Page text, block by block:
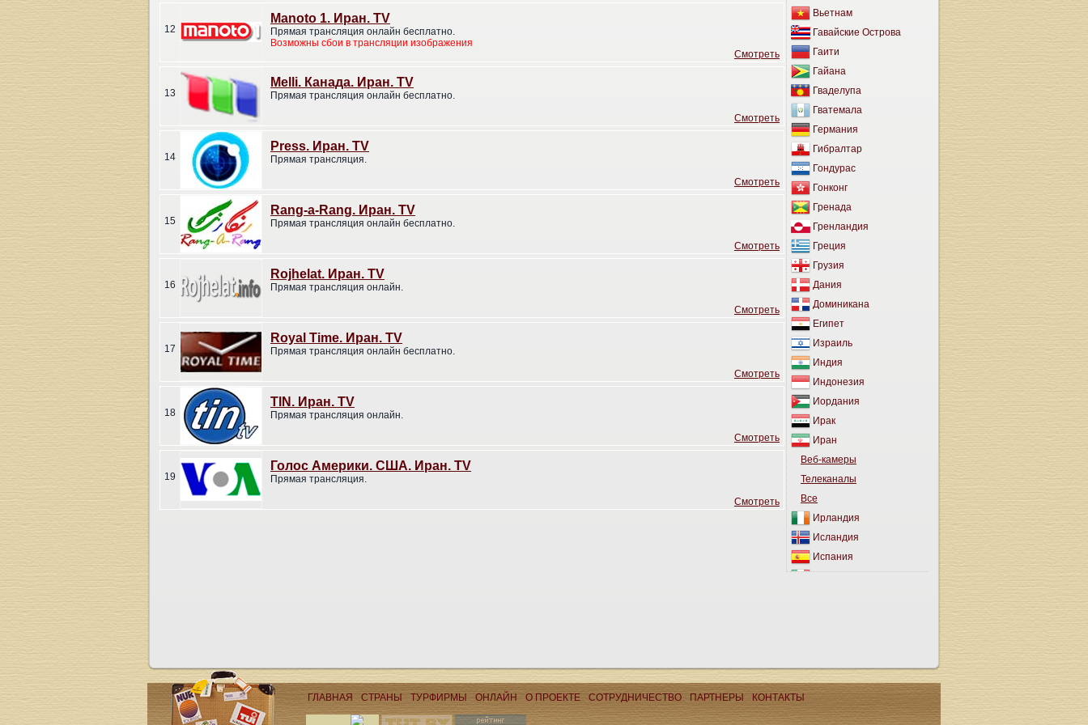
Вьетнам
Гавайские Острова
Гаити
Гайана
Гваделупа
Гватемала
Германия
Гибралтар
Гондурас
Гонконг
Гренада
Гренландия
Греция
Грузия
Дания
Доминикана
Египет
Израиль
Индия
Индонезия
Иордания
Ирак
Иран
Веб-камеры
Телеканалы
Все
Ирландия
Исландия
Испания
Камбоджа
Канада
Канарские Острова
12
Manoto 1. Иран. TV
Прямая трансляция онлайн бесплатно.
Возможны сбои в трансляции изображения
Cмотреть
13
Melli. Канада. Иран. TV
Прямая трансляция онлайн бесплатно.
Cмотреть
14
Press. Иран. TV
Прямая трансляция.
Cмотреть
15
Rang-a-Rang. Иран. TV
Прямая трансляция онлайн бесплатно.
Cмотреть
16
Rojhelat. Иран. TV
Прямая трансляция онлайн.
Cмотреть
17
Royal Time. Иран. TV
Прямая трансляция онлайн бесплатно.
Cмотреть
18
TIN. Иран. TV
Прямая трансляция онлайн.
Cмотреть
19
Голос Америки. США. Иран. TV
Прямая трансляция.
Cмотреть
ГЛАВНАЯ СТРАНЫ ТУРФИРМЫ ОНЛАЙН О ПРОЕКТЕ CОТРУДНИЧЕСТВО ПАРТНЕРЫ КОНТАКТЫ